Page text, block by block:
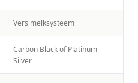
Vers melksysteem
Carbon Black of Platinum
Silver